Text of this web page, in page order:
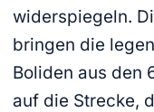
widerspiegeln.
bringen die
Boliden aus den
auf die Strecke,